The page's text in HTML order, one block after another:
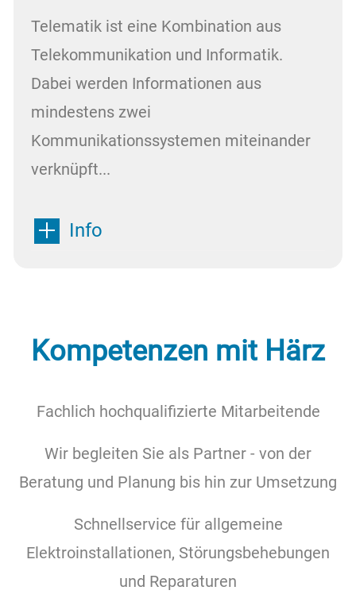
Telematik ist eine Kombination aus
Telekommunikation und Informatik.
Dabei werden Informationen aus
mindestens zwei
Kommunikationssystemen miteinander
verknüpft...
Info
Kompetenzen mit Härz
Fachlich hochqualifizierte Mitarbeitende
Wir begleiten Sie als Partner - von der
Beratung und Planung bis hin zur Umsetzung
Schnellservice für allgemeine
Elektroinstallationen, Störungsbehebungen
und Reparaturen